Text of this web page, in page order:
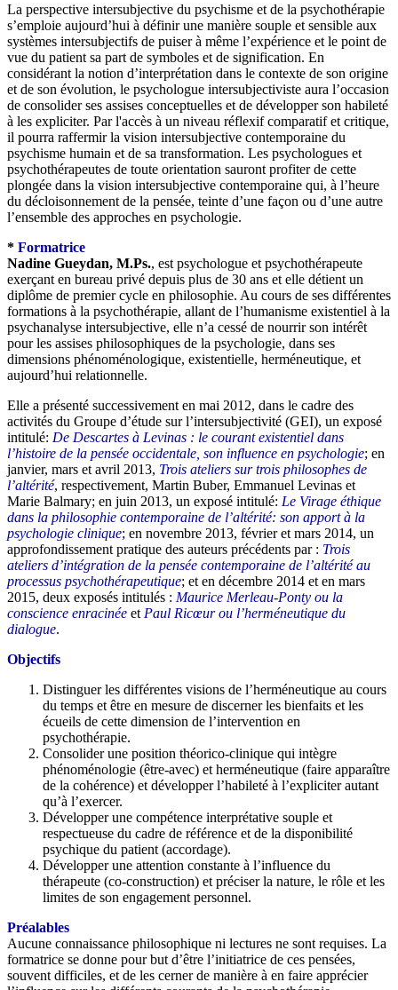
La perspective intersubjective du psychisme et de la psychothérapie
s’emploie aujourd’hui à définir une manière souple et sensible aux
systèmes intersubjectifs de puiser à même l’expérience et le point de
vue du patient sa part de symboles et de signification. En
considérant la notion d’interprétation dans le contexte de son origine
et de son évolution, le psychologue intersubjectiviste aura l’occasion
de consolider ses assises conceptuelles et de développer son habileté
à les expliciter. Par l'accès à un niveau réflexif comparatif et critique,
il pourra raffermir la vision intersubjective contemporaine du
psychisme humain et de sa transformation. Les psychologues et
psychothérapeutes de toute orientation sauront profiter de cette
plongée dans la vision intersubjective contemporaine qui, à l’heure
du décloisonnement de la pensée, teinte d’une façon ou d’une autre
l’ensemble des approches en psychologie.
* Formatrice
Nadine Gueydan, M.Ps., est psychologue et psychothérapeute
exerçant en bureau privé depuis plus de 30 ans et elle détient un
diplôme de premier cycle en philosophie. Au cours de ses différentes
formations à la psychothérapie, allant de l’humanisme existentiel à la
psychanalyse intersubjective, elle n’a cessé de nourrir son intérêt
pour les assises philosophiques de la psychologie, dans ses
dimensions phénoménologique, existentielle, herméneutique, et
aujourd’hui relationnelle.
Elle a présenté successivement en mai 2012, dans le cadre des
activités du Groupe d’étude sur l’intersubjectivité (GEI), un exposé
intitulé: De Descartes à Levinas : le courant existentiel dans
l’histoire de la pensée occidentale, son influence en psychologie; en
janvier, mars et avril 2013, Trois ateliers sur trois philosophes de
l’altérité, respectivement, Martin Buber, Emmanuel Levinas et
Marie Balmary; en juin 2013, un exposé intitulé: Le Virage éthique
dans la philosophie contemporaine de l’altérité: son apport à la
psychologie clinique; en novembre 2013, février et mars 2014, un
approfondissement pratique des auteurs précédents par : Trois
ateliers d’intégration de la pensée contemporaine de l’altérité au
processus psychothérapeutique; et en décembre 2014 et en mars
2015, deux exposés intitulés : Maurice Merleau-Ponty ou la
conscience enracinée et Paul Ricœur ou l’herméneutique du
dialogue.
Objectifs
Distinguer les différentes visions de l’herméneutique au cours
du temps et être en mesure de discerner les bienfaits et les
écueils de cette dimension de l’intervention en
psychothérapie.
Consolider une position théorico-clinique qui intègre
phénoménologie (être-avec) et herméneutique (faire apparaître
de la cohérence) et développer l’habileté à l’expliciter autant
qu’à l’exercer.
Développer une compétence interprétative souple et
respectueuse du cadre de référence et de la disponibilité
psychique du patient (accordage).
Développer une attention constante à l’influence du
thérapeute (co-construction) et préciser la nature, le rôle et les
limites de son engagement personnel.
Préalables
Aucune connaissance philosophique ni lectures ne sont requises. La
formatrice se donne pour but d’être l’initiatrice de ces pensées,
souvent difficiles, et de les cerner de manière à en faire apprécier